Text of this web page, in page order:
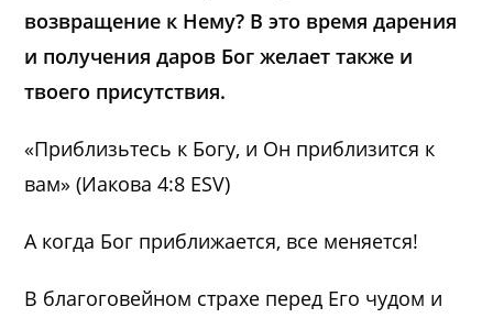
возвращение к Нему? В это время дарения
и получения даров Бог желает также и
твоего присутствия.
«Приблизьтесь к Богу, и Он приблизится к
вам» (Иакова 4:8 ESV)
А когда Бог приближается, все меняется!
В благоговейном страхе перед Его чудом и